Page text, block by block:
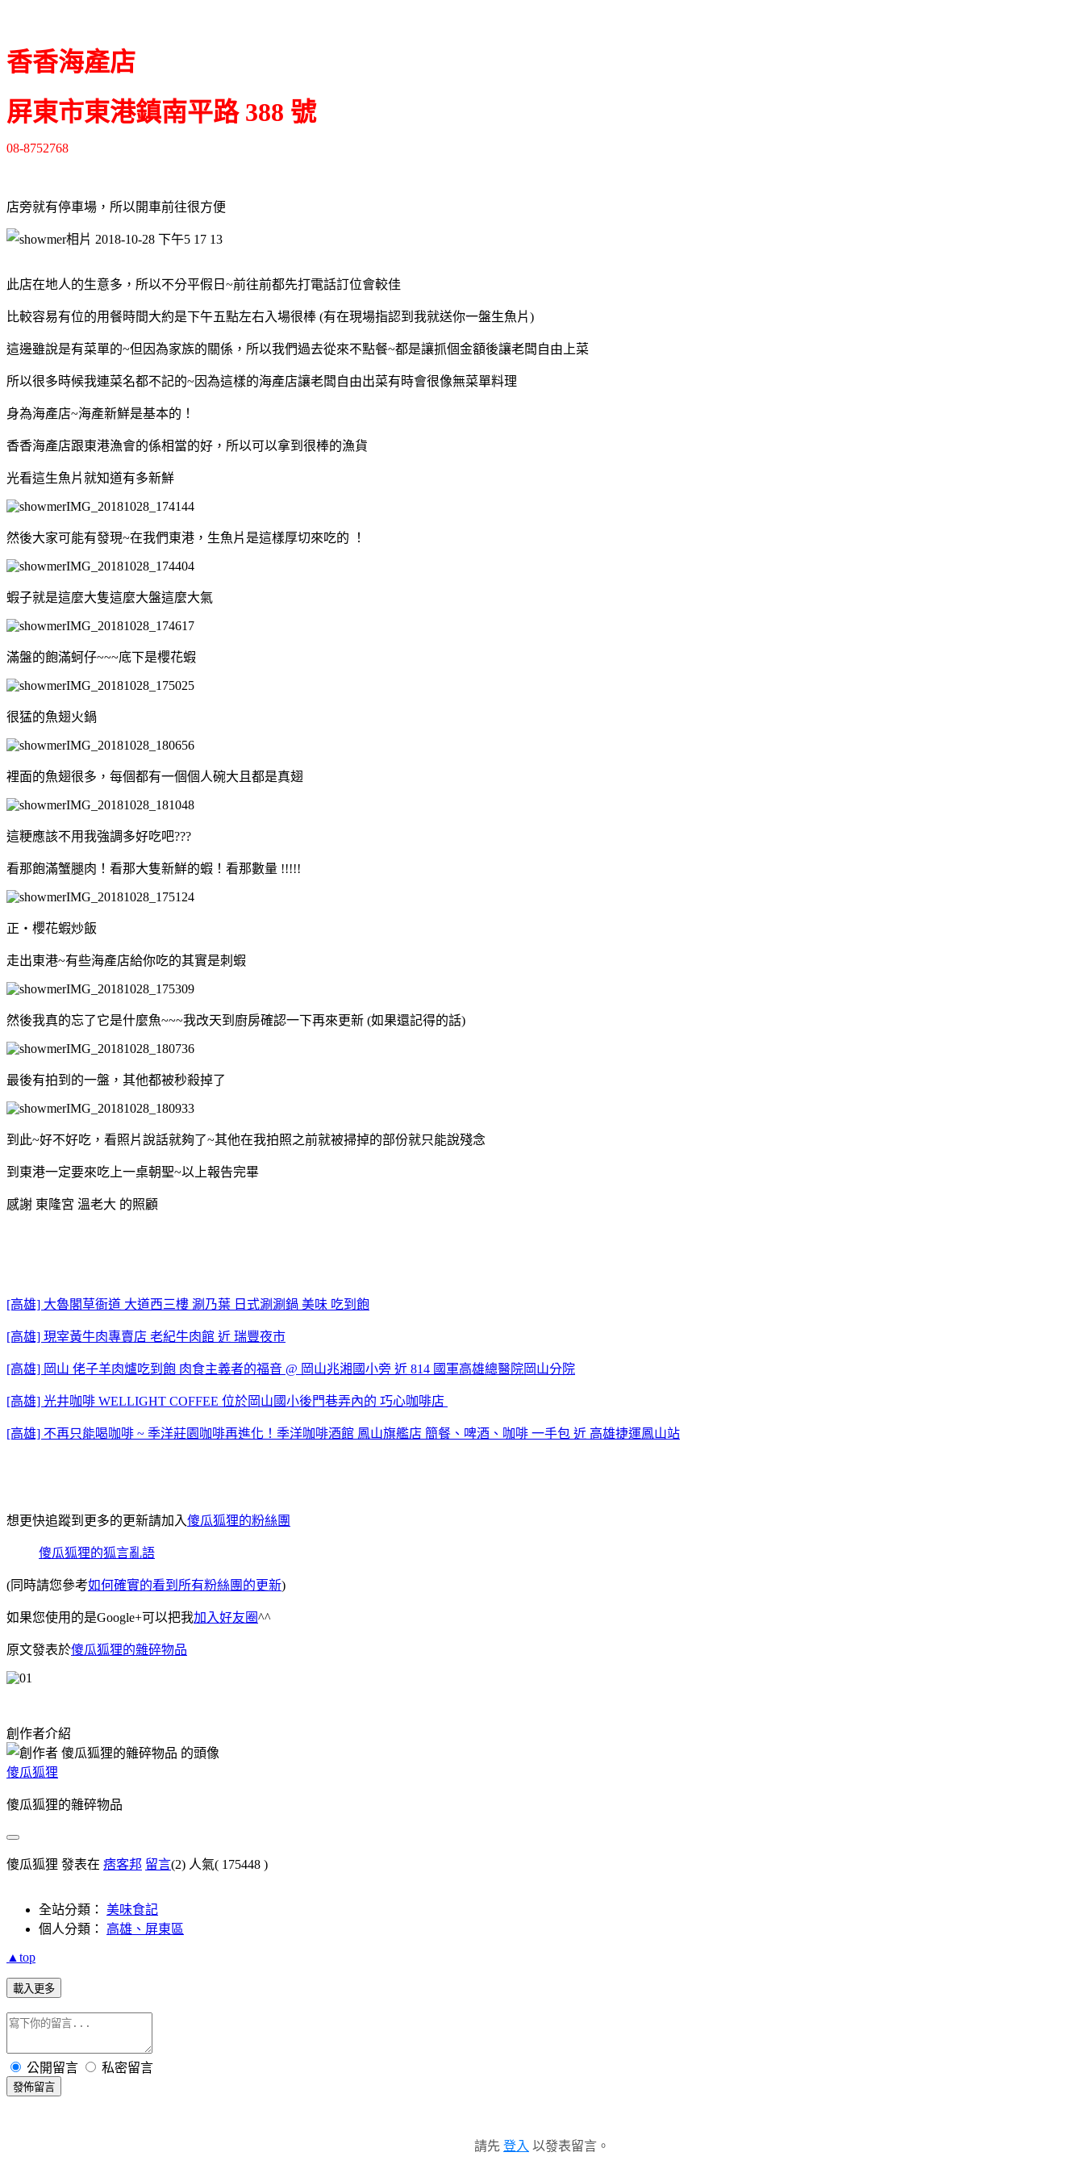
香香海產店
屏東市東港鎮南平路 388 號
08-8752768
店旁就有停車場，所以開車前往很方便
此店在地人的生意多，所以不分平假日~前往前都先打電話訂位會較佳
比較容易有位的用餐時間大約是下午五點左右入場很棒 (有在現場指認到我就送你一盤生魚片)
這邊雖說是有菜單的~但因為家族的關係，所以我們過去從來不點餐~都是讓抓個金額後讓老闆自由上菜
所以很多時候我連菜名都不記的~因為這樣的海產店讓老闆自由出菜有時會很像無菜單料理
身為海產店~海產新鮮是基本的！
香香海產店跟東港漁會的係相當的好，所以可以拿到很棒的漁貨
光看這生魚片就知道有多新鮮
然後大家可能有發現~在我們東港，生魚片是這樣厚切來吃的 ！
蝦子就是這麼大隻這麼大盤這麼大氣
滿盤的飽滿蚵仔~~~底下是櫻花蝦
很猛的魚翅火鍋
裡面的魚翅很多，每個都有一個個人碗大且都是真翅
這粳應該不用我強調多好吃吧???
看那飽滿蟹腿肉！看那大隻新鮮的蝦！看那數量 !!!!!
正‧櫻花蝦炒飯
走出東港~有些海產店給你吃的其實是刺蝦
然後我真的忘了它是什麼魚~~~我改天到廚房確認一下再來更新 (如果還記得的話)
最後有拍到的一盤，其他都被秒殺掉了
到此~好不好吃，看照片說話就夠了~其他在我拍照之前就被掃掉的部份就只能說殘念
到東港一定要來吃上一桌朝聖~以上報告完畢
感謝 東隆宮 溫老大 的照顧
[高雄] 大魯閣草衙道 大道西三樓 涮乃葉 日式涮涮鍋 美味 吃到飽
[高雄] 現宰黃牛肉專賣店 老紀牛肉館 近 瑞豐夜市
[高雄] 岡山 佬子羊肉爐吃到飽 肉食主義者的福音 @ 岡山兆湘國小旁 近 814 國軍高雄總醫院岡山分院
[高雄] 光井咖啡 WELLIGHT COFFEE 位於岡山國小後門巷弄內的 巧心咖啡店
[高雄] 不再只能喝咖啡 ~ 季洋莊園咖啡再進化！季洋咖啡酒館 鳳山旗艦店 簡餐、啤酒、咖啡 一手包 近 高雄捷運鳳山站
想更快追蹤到更多的更新請加入傻瓜狐狸的粉絲團
傻瓜狐狸的狐言亂語
(同時請您參考如何確實的看到所有粉絲團的更新)
如果您使用的是Google+可以把我加入好友圈^^
原文發表於傻瓜狐狸的雜碎物品
創作者介紹
傻瓜狐狸
傻瓜狐狸的雜碎物品
傻瓜狐狸 發表在 痞客邦 留言(2) 人氣( 175448 )
全站分類： 美味食記
個人分類： 高雄、屏東區
▲top
載入更多
公開留言 私密留言
發佈留言
請先 登入 以發表留言。